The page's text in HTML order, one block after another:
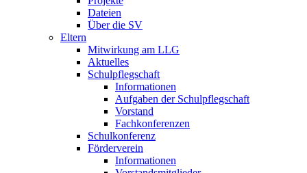
Dateien
Über die SV
Eltern
Mitwirkung am LLG
Aktuelles
Schulpflegschaft
Informationen
Aufgaben der Schulpflegschaft
Vorstand
Fachkonferenzen
Schulkonferenz
Förderverein
Informationen